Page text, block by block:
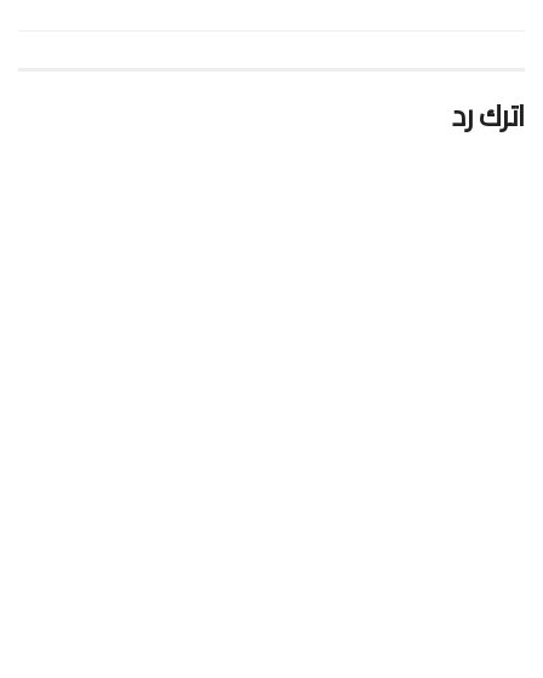
اترك رد